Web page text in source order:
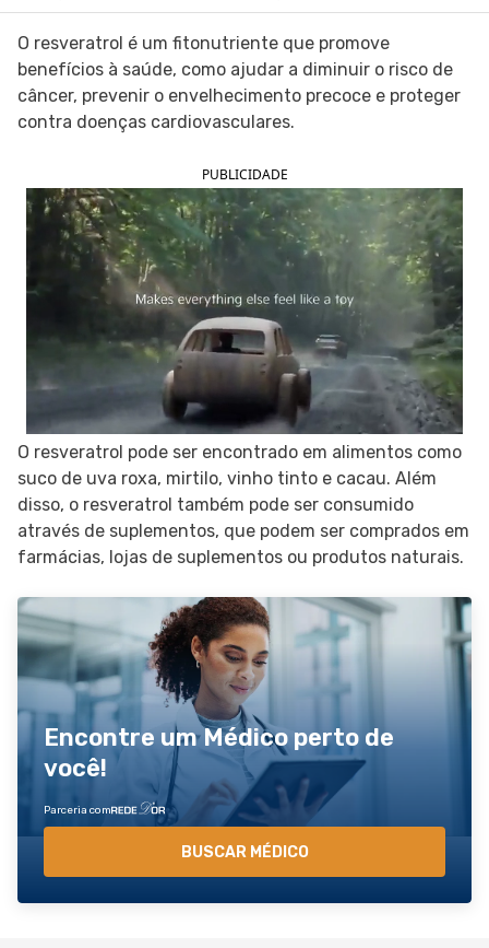
O resveratrol é um fitonutriente que promove
benefícios à saúde, como ajudar a diminuir o risco de
câncer, prevenir o envelhecimento precoce e proteger
contra doenças cardiovasculares.
PUBLICIDADE
O resveratrol pode ser encontrado em alimentos como
suco de uva roxa, mirtilo, vinho tinto e cacau. Além
disso, o resveratrol também pode ser consumido
através de suplementos, que podem ser comprados em
farmácias, lojas de suplementos ou produtos naturais.
Encontre um Médico perto de
você!
Parceria com
BUSCAR MÉDICO